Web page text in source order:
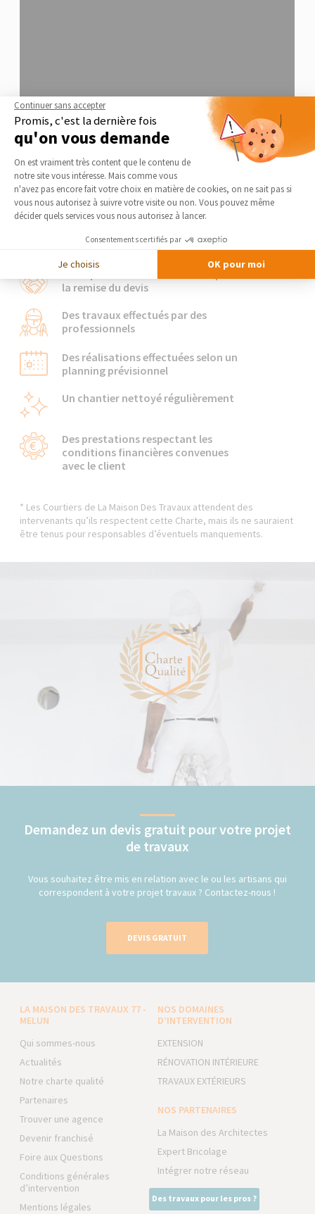
Notre charte qualité
Le respect des délais annoncés pour
la remise du devis
Des travaux effectués par des
professionnels
Des réalisations effectuées selon un
planning prévisionnel
Un chantier nettoyé régulièrement
Des prestations respectant les
conditions financières convenues
avec le client
* Les Courtiers de La Maison Des Travaux attendent des
intervenants qu’ils respectent cette Charte, mais ils ne sauraient
être tenus pour responsables d’éventuels manquements.
Demandez un devis gratuit pour votre projet
de travaux
Vous souhaitez être mis en relation avec le ou les artisans qui
correspondent à votre projet travaux ? Contactez-nous !
DEVIS GRATUIT
LA MAISON DES TRAVAUX 77 -
MELUN
Qui sommes-nous
Actualités
Notre charte qualité
Partenaires
Trouver une agence
Devenir franchisé
Foire aux Questions
Conditions générales
d’intervention
Mentions légales
NOS DOMAINES
D’INTERVENTION
EXTENSION
RÉNOVATION INTÉRIEURE
TRAVAUX EXTÉRIEURS
NOS PARTENAIRES
La Maison des Architectes
Expert Bricolage
Intégrer notre réseau
Des travaux pour les pros ?
Continuer sans accepter
Promis, c'est la dernière fois
qu'on vous demande
Plateforme de Gestion du
On est vraiment très content que le contenu de
notre site vous intéresse. Mais comme vous
n'avez pas encore fait votre choix en matière de cookies, on ne sait pas si
vous nous autorisez à suivre votre visite ou non. Vous pouvez même
décider quels services vous nous autorisez à lancer.
Consentements certifiés par
Je choisis OK pour moi
Axeptio consent